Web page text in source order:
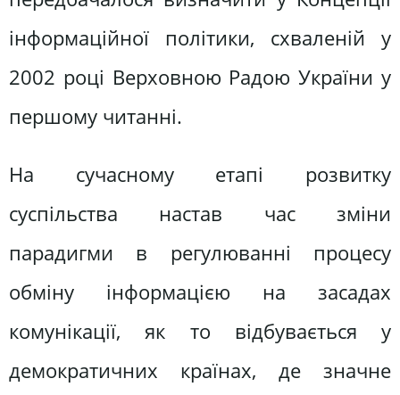
інформаційної політики, схваленій у
2002 році Верховною Радою України у
першому читанні.
На сучасному етапі розвитку
суспільства настав час зміни
парадигми в регулюванні процесу
обміну інформацією на засадах
комунікації, як то відбувається у
демократичних країнах, де значне